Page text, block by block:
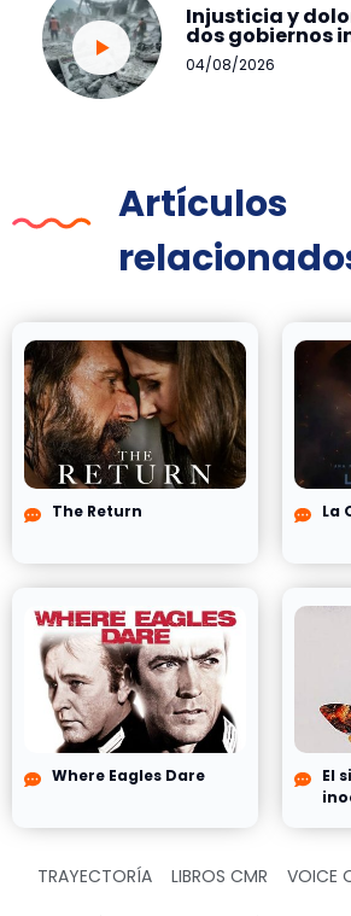
Injusticia y
dos gobiernos
04/08/2026
Artículos
The Return La
Where Eagles Dare
El
TRAYECTORÍA LIBROS CMR VOICE